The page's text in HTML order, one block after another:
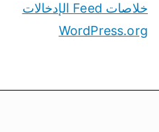
خلاصات Feed الإدخالات
WordPress.org